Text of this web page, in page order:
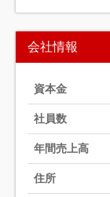
I
t
e
m
1
o
f
5
会社情報
資本金
社員数
年間売上高
住所